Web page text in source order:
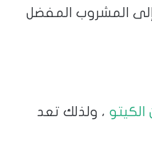
المشروب المفضل
الكيتو ، ولذلك تعد